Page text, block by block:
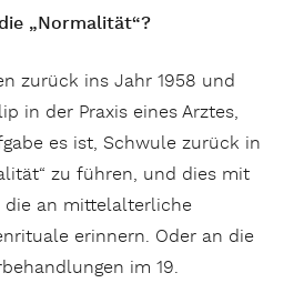
„Normalität“?
zurück ins Jahr 1958 und
in der Praxis eines Arztes,
es ist, Schwule zurück in
zu führen, und dies mit
die an mittelalterliche
erinnern. Oder an die
im 19.